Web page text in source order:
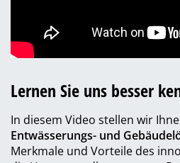
Lernen Sie uns besser
In diesem Video stellen wir
Entwässerungs- und
Merkmale und Vorteile des